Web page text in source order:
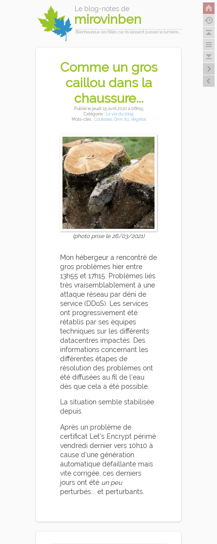
Le blog-notes de
mirovinben
Bienheureux les fêlés car ils laissent passer la lumière...
Comme un gros
caillou dans la
chaussure...
Publiéle jeudi 15 avril 2021 à 06h15
Catégorie : La vie du blog
Mots-clés : Coulisses, Grrrr, Ici, Végétal
(photo prise le 26/03/2021)
Mon hébergeur a rencontré de
gros problèmes hier entre
13h55 et 17h15. Problèmes liés
très vraisemblablement à une
attaque réseau par déni de
service (DDoS). Les services
ont progressivement été
rétablis par ses équipes
techniques sur les différents
datacentres impactés. Des
informations concernant les
différentes étapes de
résolution des problèmes ont
été diffusées au fil de l'eau
dès que cela a été possible.
La situation semble stabilisée
depuis.
Après un problème de
certificat Let's Encrypt périmé
vendredi dernier vers 10h10 à
cause d'une génération
automatique défaillante mais
vite corrigée, ces derniers
jours ont été un peu
perturbés... et perturbants.